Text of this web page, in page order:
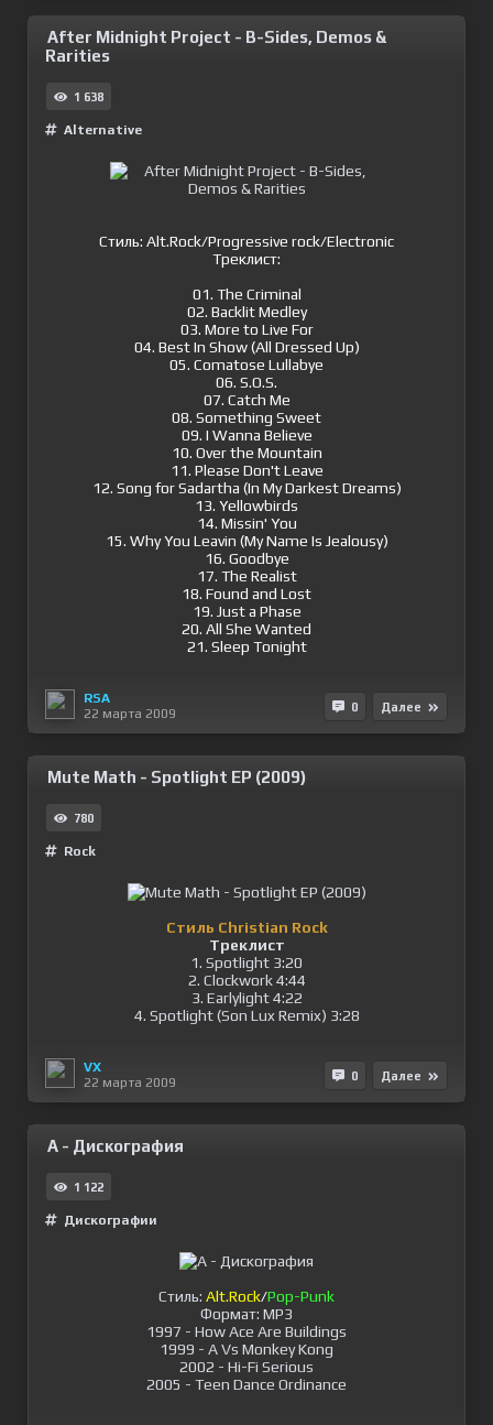
After Midnight Project - B-Sides, Demos &
Rarities
1 638
Alternative
Стиль: Alt.Rock/Progressive rock/Electronic
Треклист:
01. The Criminal
02. Backlit Medley
03. More to Live For
04. Best In Show (All Dressed Up)
05. Comatose Lullabye
06. S.O.S.
07. Catch Me
08. Something Sweet
09. I Wanna Believe
10. Over the Mountain
11. Please Don't Leave
12. Song for Sadartha (In My Darkest Dreams)
13. Yellowbirds
14. Missin' You
15. Why You Leavin (My Name Is Jealousy)
16. Goodbye
17. The Realist
18. Found and Lost
19. Just a Phase
20. All She Wanted
21. Sleep Tonight
RSA
22 марта 2009
0 Далее
Mute Math - Spotlight EP (2009)
780
Rock
Стиль Christian Rock
Треклист
1. Spotlight 3:20
2. Clockwork 4:44
3. Earlylight 4:22
4. Spotlight (Son Lux Remix) 3:28
VX
22 марта 2009
0 Далее
А - Дискография
1 122
Дискографии
Стиль: Alt.Rock/Pop-Punk
Формат: MP3
1997 - How Ace Are Buildings
1999 - A Vs Monkey Kong
2002 - Hi-Fi Serious
2005 - Teen Dance Ordinance